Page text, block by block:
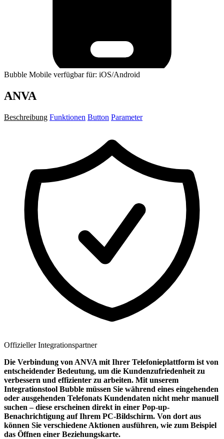
Bubble Mobile verfügbar für: iOS/Android
ANVA
Beschreibung Funktionen Button Parameter
Offizieller Integrationspartner
Die Verbindung von ANVA mit Ihrer Telefonieplattform ist von
entscheidender Bedeutung, um die Kundenzufriedenheit zu
verbessern und effizienter zu arbeiten. Mit unserem
Integrationstool Bubble müssen Sie während eines eingehenden
oder ausgehenden Telefonats Kundendaten nicht mehr manuell
suchen – diese erscheinen direkt in einer Pop-up-
Benachrichtigung auf Ihrem PC-Bildschirm. Von dort aus
können Sie verschiedene Aktionen ausführen, wie zum Beispiel
das Öffnen einer Beziehungskarte.